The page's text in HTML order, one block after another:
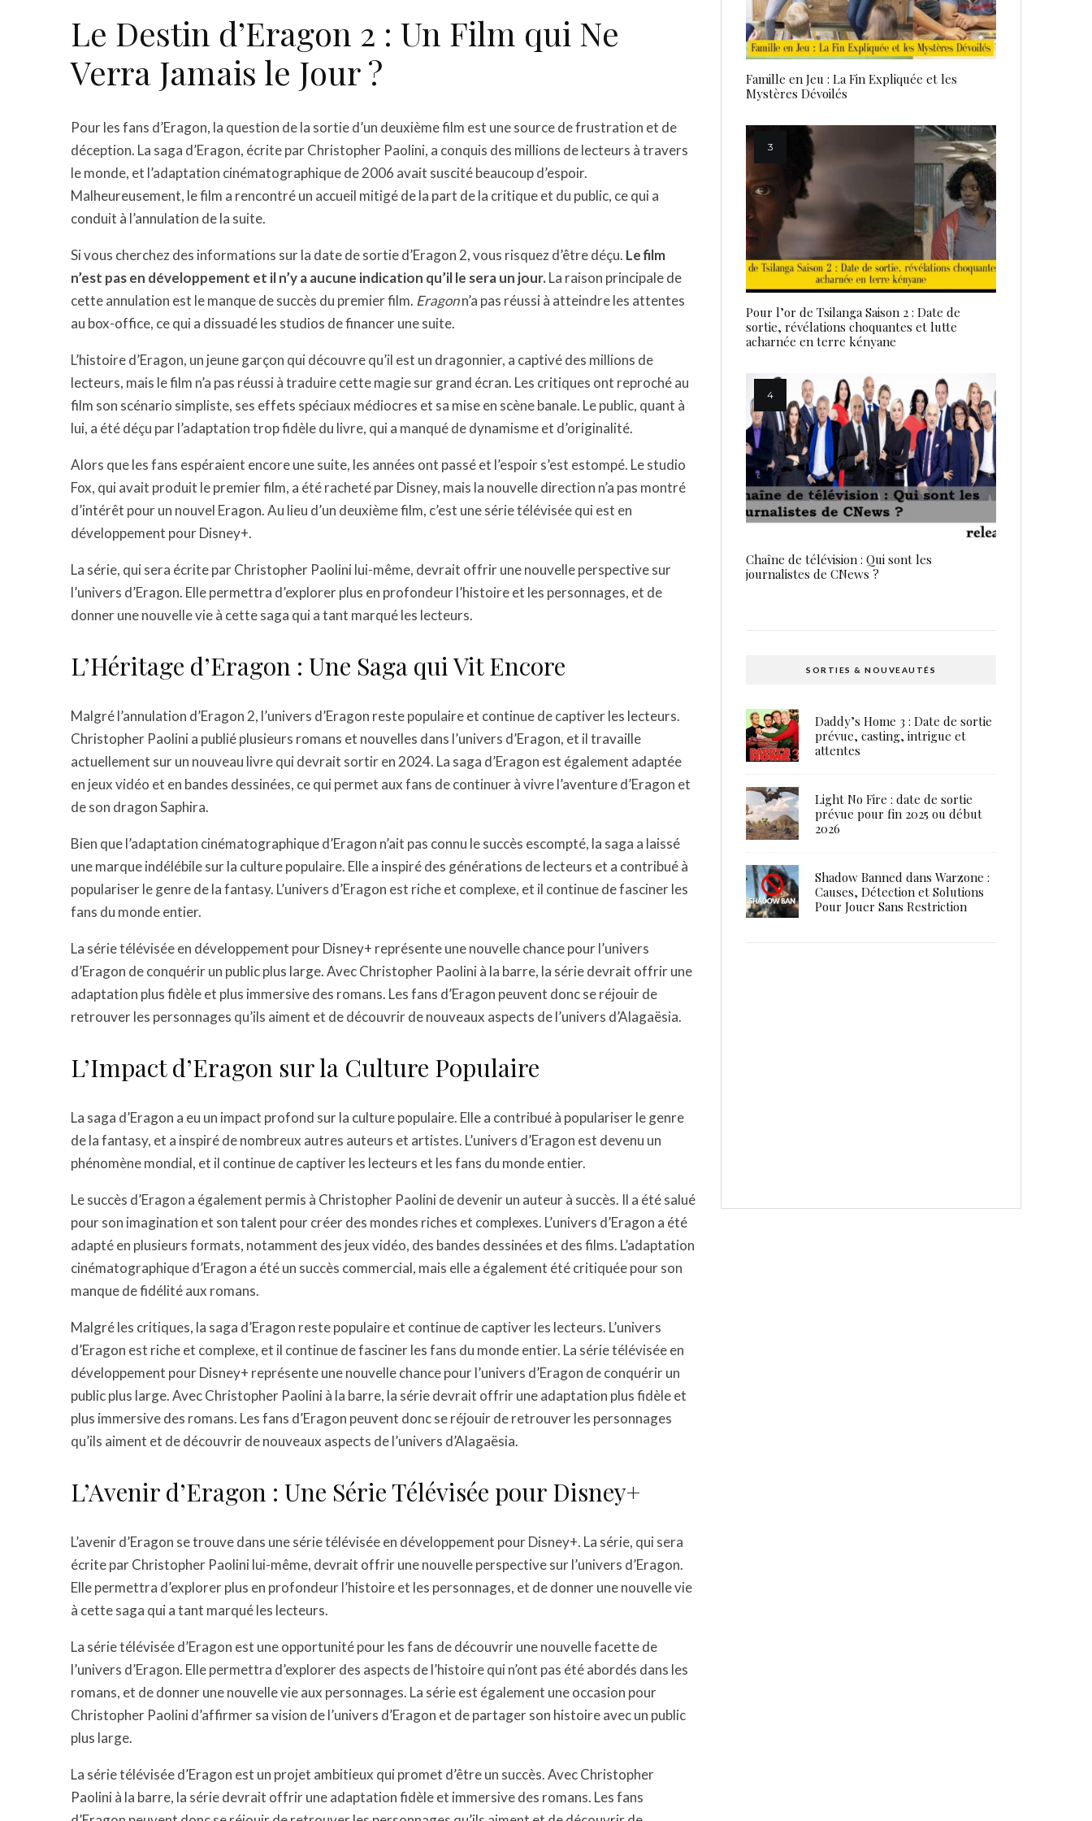
Le Destin d’Eragon 2 : Un Film qui Ne
Verra Jamais le Jour ?
Pour les fans d’Eragon, la question de la sortie d’un deuxième film est une source de frustration et de
déception. La saga d’Eragon, écrite par Christopher Paolini, a conquis des millions de lecteurs à travers
le monde, et l’adaptation cinématographique de 2006 avait suscité beaucoup d’espoir.
Malheureusement, le film a rencontré un accueil mitigé de la part de la critique et du public, ce qui a
conduit à l’annulation de la suite.
Si vous cherchez des informations sur la date de sortie d’Eragon 2, vous risquez d’être déçu. Le film
n’est pas en développement et il n’y a aucune indication qu’il le sera un jour.La raison principale de
cette annulation est le manque de succès du premier film. Eragonn’a pas réussi à atteindre les attentes
au box-office, ce qui a dissuadé les studios de financer une suite.
L’histoire d’Eragon, un jeune garçon qui découvre qu’il est un dragonnier, a captivé des millions de
lecteurs, mais le film n’a pas réussi à traduire cette magie sur grand écran. Les critiques ont reproché au
film son scénario simpliste, ses effets spéciaux médiocres et sa mise en scène banale. Le public, quant à
lui, a été déçu par l’adaptation trop fidèle du livre, qui a manqué de dynamisme et d’originalité.
Alors que les fans espéraient encore une suite, les années ont passé et l’espoir s’est estompé. Le studio
Fox, qui avait produit le premier film, a été racheté par Disney, mais la nouvelle direction n’a pas montré
d’intérêt pour un nouvel Eragon. Au lieu d’un deuxième film, c’est une série télévisée qui est en
développement pour Disney+.
La série, qui sera écrite par Christopher Paolini lui-même, devrait offrir une nouvelle perspective sur
l’univers d’Eragon. Elle permettra d’explorer plus en profondeur l’histoire et les personnages, et de
donner une nouvelle vie à cette saga qui a tant marqué les lecteurs.
L’Héritage d’Eragon : Une Saga qui Vit Encore
Malgré l’annulation d’Eragon 2, l’univers d’Eragon reste populaire et continue de captiver les lecteurs.
Christopher Paolini a publié plusieurs romans et nouvelles dans l’univers d’Eragon, et il travaille
actuellement sur un nouveau livre qui devrait sortir en 2024. La saga d’Eragon est également adaptée
en jeux vidéo et en bandes dessinées, ce qui permet aux fans de continuer à vivre l’aventure d’Eragon et
de son dragon Saphira.
Bien que l’adaptation cinématographique d’Eragon n’ait pas connu le succès escompté, la saga a laissé
une marque indélébile sur la culture populaire. Elle a inspiré des générations de lecteurs et a contribué à
populariser le genre de la fantasy. L’univers d’Eragon est riche et complexe, et il continue de fasciner les
fans du monde entier.
La série télévisée en développement pour Disney+ représente une nouvelle chance pour l’univers
d’Eragon de conquérir un public plus large. Avec Christopher Paolini à la barre, la série devrait offrir une
adaptation plus fidèle et plus immersive des romans. Les fans d’Eragon peuvent donc se réjouir de
retrouver les personnages qu’ils aiment et de découvrir de nouveaux aspects de l’univers d’Alagaësia.
L’Impact d’Eragon sur la Culture Populaire
La saga d’Eragon a eu un impact profond sur la culture populaire. Elle a contribué à populariser le genre
de la fantasy, et a inspiré de nombreux autres auteurs et artistes. L’univers d’Eragon est devenu un
phénomène mondial, et il continue de captiver les lecteurs et les fans du monde entier.
Le succès d’Eragon a également permis à Christopher Paolini de devenir un auteur à succès. Il a été salué
pour son imagination et son talent pour créer des mondes riches et complexes. L’univers d’Eragon a été
adapté en plusieurs formats, notamment des jeux vidéo, des bandes dessinées et des films. L’adaptation
cinématographique d’Eragon a été un succès commercial, mais elle a également été critiquée pour son
manque de fidélité aux romans.
Malgré les critiques, la saga d’Eragon reste populaire et continue de captiver les lecteurs. L’univers
d’Eragon est riche et complexe, et il continue de fasciner les fans du monde entier. La série télévisée en
développement pour Disney+ représente une nouvelle chance pour l’univers d’Eragon de conquérir un
public plus large. Avec Christopher Paolini à la barre, la série devrait offrir une adaptation plus fidèle et
plus immersive des romans. Les fans d’Eragon peuvent donc se réjouir de retrouver les personnages
qu’ils aiment et de découvrir de nouveaux aspects de l’univers d’Alagaësia.
L’Avenir d’Eragon : Une Série Télévisée pour Disney+
L’avenir d’Eragon se trouve dans une série télévisée en développement pour Disney+. La série, qui sera
écrite par Christopher Paolini lui-même, devrait offrir une nouvelle perspective sur l’univers d’Eragon.
Elle permettra d’explorer plus en profondeur l’histoire et les personnages, et de donner une nouvelle vie
à cette saga qui a tant marqué les lecteurs.
La série télévisée d’Eragon est une opportunité pour les fans de découvrir une nouvelle facette de
l’univers d’Eragon. Elle permettra d’explorer des aspects de l’histoire qui n’ont pas été abordés dans les
romans, et de donner une nouvelle vie aux personnages. La série est également une occasion pour
Christopher Paolini d’affirmer sa vision de l’univers d’Eragon et de partager son histoire avec un public
plus large.
La série télévisée d’Eragon est un projet ambitieux qui promet d’être un succès. Avec Christopher
Paolini à la barre, la série devrait offrir une adaptation fidèle et immersive des romans. Les fans
Famille en Jeu : La Fin Expliquée et les
Mystères Dévoilés
Pour l’or de Tsilanga Saison 2 : Date de
sortie, révélations choquantes et lutte
acharnée en terre kényane
Chaîne de télévision : Qui sont les
journalistes de CNews ?
SORTIES & NOUVEAUTÉS
Daddy’s Home 3 : Date de sortie
prévue, casting, intrigue et
attentes
Light No Fire : date de sortie
prévue pour fin 2025 ou début
2026
Shadow Banned dans Warzone :
Causes, Détection et Solutions
Pour Jouer Sans Restriction